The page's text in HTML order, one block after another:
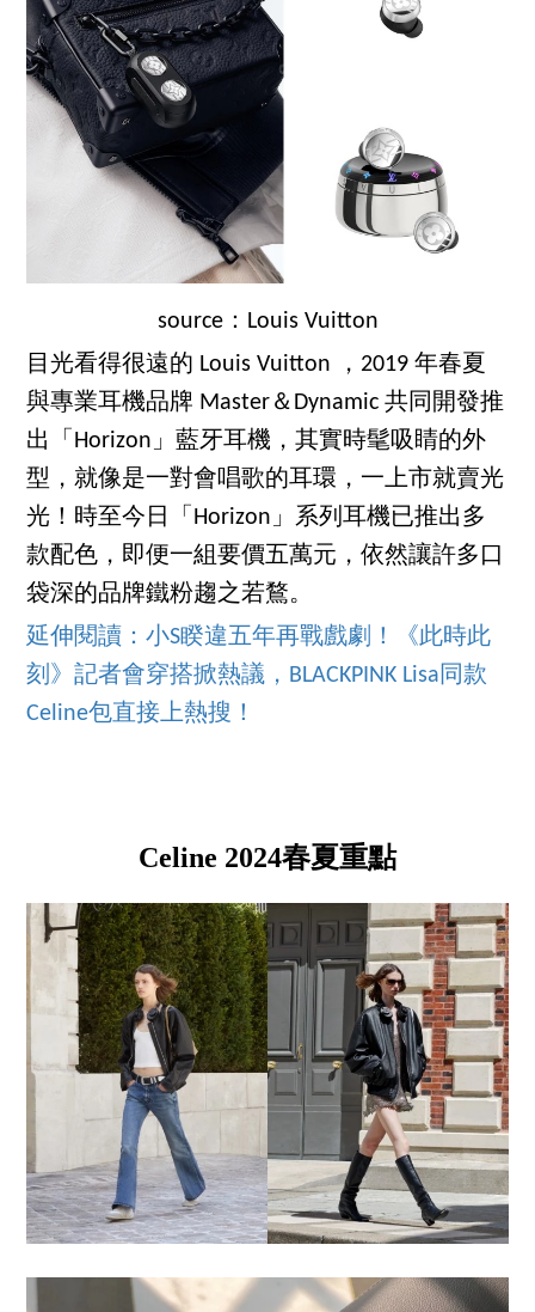
source：Louis Vuitton
目光看得很遠的 Louis Vuitton ，2019 年春夏
與專業耳機品牌 Master＆Dynamic 共同開發推
出「Horizon」藍牙耳機，其實時髦吸睛的外
型，就像是一對會唱歌的耳環，一上市就賣光
光！時至今日「Horizon」系列耳機已推出多
款配色，即便一組要價五萬元，依然讓許多口
袋深的品牌鐵粉趨之若鶩。
延伸閱讀：小S睽違五年再戰戲劇！《此時此
刻》記者會穿搭掀熱議，BLACKPINK Lisa同款
Celine包直接上熱搜！
Celine 2024春夏重點